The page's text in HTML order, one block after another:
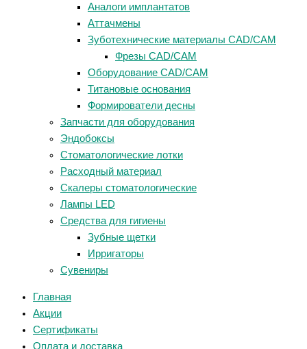
Аналоги имплантатов
Аттачмены
Зуботехнические материалы CAD/CAM
Фрезы CAD/CAM
Оборудование CAD/CAM
Титановые основания
Формирователи десны
Запчасти для оборудования
Эндобоксы
Стоматологические лотки
Расходный материал
Скалеры стоматологические
Лампы LED
Средства для гигиены
Зубные щетки
Ирригаторы
Сувениры
Главная
Акции
Сертификаты
Оплата и доставка